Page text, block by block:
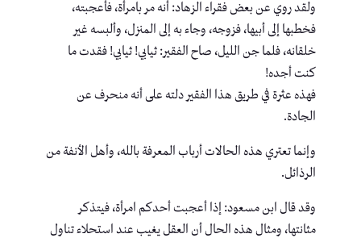
ولقد روي عن بعض فقراء الزهاد: أنه مر بامرأة، فأعجبته،
فخطبها إلى أبيها، فزوجه، وجاء به إلى المنزل، وألبسه غير
خلقانه، فلما جن الليل، صاح الفقير: ثيابي! ثيابي! فقدت ما
كنت أجده!
فهذه عثرة في طريق هذا الفقير دلته على أنه منحرف عن
الجادة.
وإنما تعتري هذه الحالات أرباب المعرفة بالله، وأهل الأنفة من
الرذائل.
وقد قال ابن مسعود: إذا أعجبت أحدكم امرأة، فيتذكر
مثانتها، ومثال هذه الحال أن العقل يغيب عند استحلاء تناول